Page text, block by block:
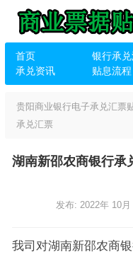
首页 银行承
承兑资讯
贴息流程
贵阳商业银行电子承兑汇票
承兑汇票
湖南新邵农商银行承
发布: 2022年 10月
我司对湖南新邵农商